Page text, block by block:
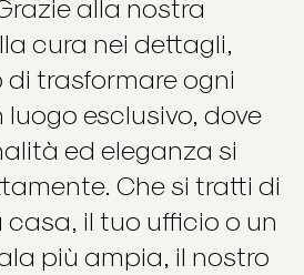
alla nostra
cura nei dettagli,
trasformare ogni
esclusivo, dove
ed eleganza si
Che si tratti di
il tuo ufficio o un
più ampia, il nostro